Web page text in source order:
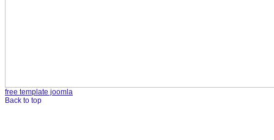
free template joomla
Back to top